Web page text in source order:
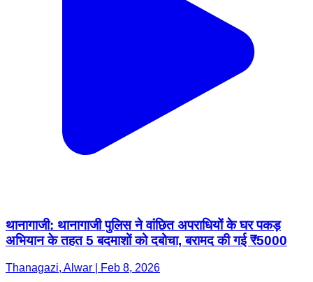
थानागाजी: थानागाजी पुलिस ने वांछित अपराधियों के घर पकड़
अभियान के तहत 5 बदमाशों को दबोचा, बरामद की गई ₹5000
Thanagazi, Alwar | Feb 8, 2026